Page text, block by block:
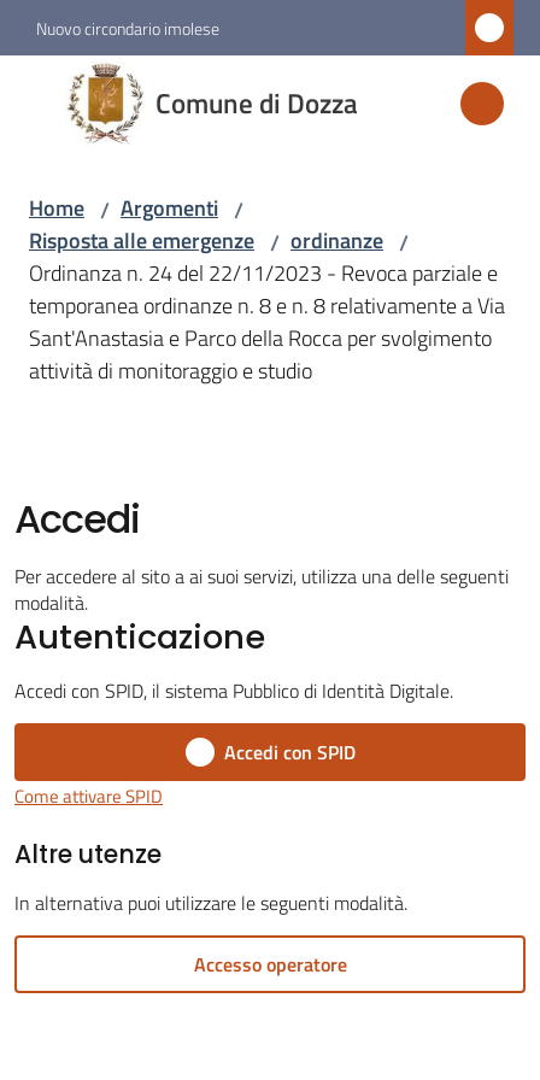
Vai al contenuto
Vai alla navigazione
Vai al footer
Nuovo circondario imolese
Comune di Dozza
Comune
di
Dozza
Amministrazione
Novità
Dozza
Servizi
on-
line
Tutti
argomenti
Menu selezionato
Seguici
Home / Argomenti /
Risposta alle emergenze / ordinanze /
Ordinanza n. 24 del 22/11/2023 - Revoca parziale e
temporanea ordinanze n. 8 e n. 8 relativamente a Via
Sant'Anastasia e Parco della Rocca per svolgimento
attività di monitoraggio e studio
Accedi
Per accedere al sito a ai suoi servizi, utilizza una delle seguenti
modalità.
Autenticazione
Accedi con SPID, il sistema Pubblico di Identità Digitale.
Accedi con SPID
Come attivare SPID
Altre utenze
In alternativa puoi utilizzare le seguenti modalità.
Accesso operatore